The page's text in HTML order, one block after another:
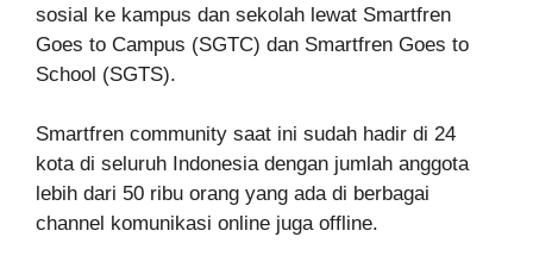
sosial ke kampus dan sekolah lewat Smartfren
Goes to Campus (SGTC) dan Smartfren Goes to
School (SGTS).
Smartfren community saat ini sudah hadir di 24
kota di seluruh Indonesia dengan jumlah anggota
lebih dari 50 ribu orang yang ada di berbagai
channel komunikasi online juga offline.